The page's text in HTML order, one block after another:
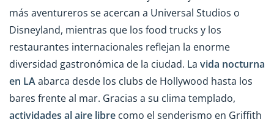
más aventureros se acercan a Universal Studios o
Disneyland, mientras que los food trucks y los
restaurantes internacionales reflejan la enorme
diversidad gastronómica de la ciudad. La vida nocturna
en LAabarca desde los clubs de Hollywood hasta los
bares frente al mar. Gracias a su clima templado,
actividades al aire libre como el senderismo en Griffith